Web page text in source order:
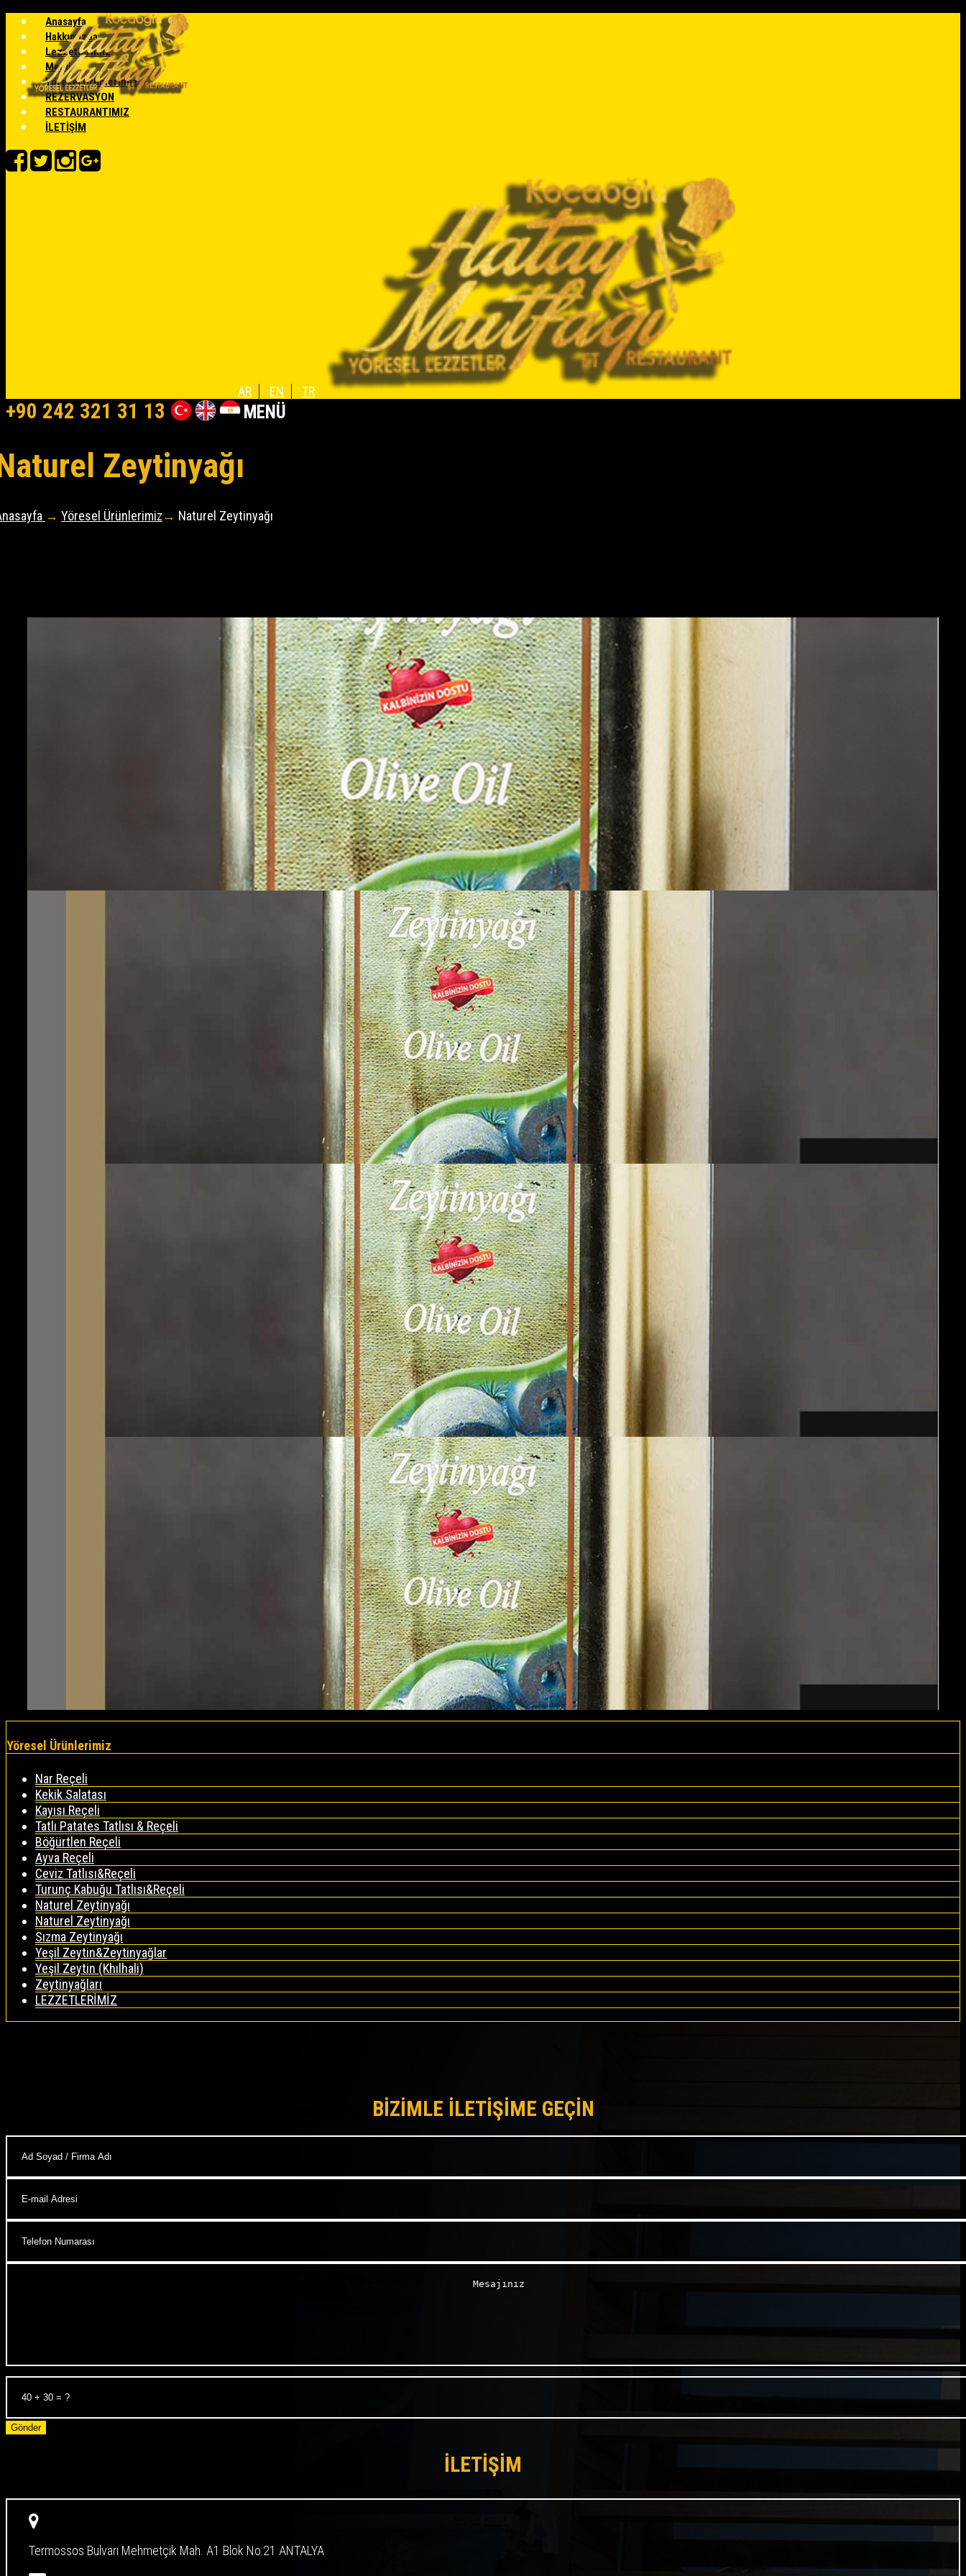
Anasayfa
Hakkımızda
Lezzetlerimiz
Menü
Yöresel Ürünlerimiz
REZERVASYON
RESTAURANTIMIZ
İLETİŞİM
AR EN TR
+90 242 321 31 13 MENÜ
Zeytinyağı
→ Yöresel Ürünlerimiz→ Naturel Zeytinyağı
Yöresel Ürünlerimiz
Nar Reçeli
Kekik Salatası
Kayısı Reçeli
Tatlı Patates Tatlısı & Reçeli
Böğürtlen Reçeli
Ayva Reçeli
Ceviz Tatlısı&Reçeli
Turunç Kabuğu Tatlısı&Reçeli
Naturel Zeytinyağı
Naturel Zeytinyağı
Sızma Zeytinyağı
Yeşil Zeytin&Zeytinyağlar
Yeşil Zeytin (Khılhali)
Zeytinyağları
LEZZETLERİMİZ
BİZİMLE İLETİŞİME GEÇİN
Gönder
İLETİŞİM
Termossos Bulvarı Mehmetçik Mah. A1 Blok No:21 ANTALYA